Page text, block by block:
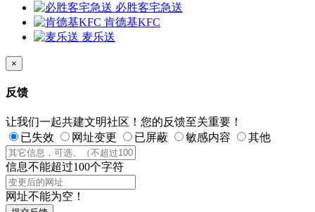
必胜客宅急送
肯德基KFC
麦乐送
×
反馈
让我们一起共建文明社区！您的反馈至关重要！
已失效
网址变更 已屏蔽 敏感内容 其他
信息不能超过100个字符
网址不能为空！